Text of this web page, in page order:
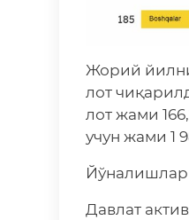
Жорий
лот
лот жами
учун жами 1
Йўналишлар
Давлат